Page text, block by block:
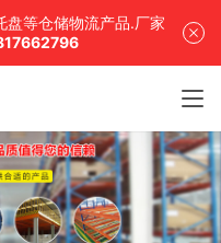
盘等仓储物流产品.厂家